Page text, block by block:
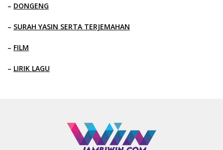
– DONGENG
– SURAH YASIN SERTA TERJEMAHAN
– FILM
– LIRIK LAGU